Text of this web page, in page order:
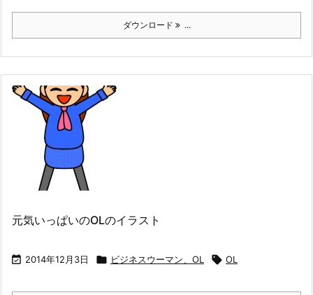
ダウンロード ...
元気いっぱいのOLのイラスト
 2014年12月3日  ビジネスウーマン、OL  OL